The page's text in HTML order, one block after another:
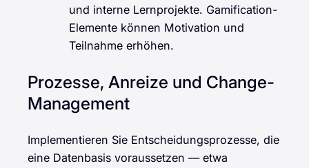
und interne Lernprojekte. Gamification-
Elemente können Motivation und
Teilnahme erhöhen.
Prozesse, Anreize und Change-
Management
Implementieren Sie Entscheidungsprozesse, die
eine Datenbasis voraussetzen — etwa